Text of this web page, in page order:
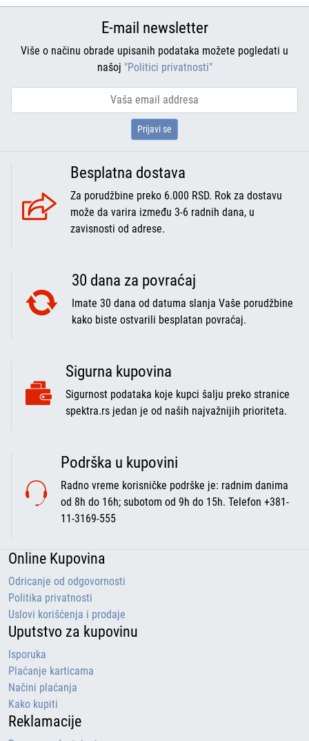
E-mail newsletter
Više o načinu obrade upisanih podataka možete pogledati u
našoj "Politici privatnosti"
Prijavi se
Besplatna dostava
Za porudžbine preko 6.000 RSD. Rok za dostavu
može da varira između 3-6 radnih dana, u
zavisnosti od adrese.
30 dana za povraćaj
Imate 30 dana od datuma slanja Vaše porudžbine
kako biste ostvarili besplatan povraćaj.
Sigurna kupovina
Sigurnost podataka koje kupci šalju preko stranice
spektra.rs jedan je od naših najvažnijih prioriteta.
Podrška u kupovini
Radno vreme korisničke podrške je: radnim danima
od 8h do 16h; subotom od 9h do 15h. Telefon +381-
11-3169-555
Online Kupovina
Odricanje od odgovornosti
Politika privatnosti
Uslovi korišćenja i prodaje
Uputstvo za kupovinu
Isporuka
Plaćanje karticama
Načini plaćanja
Kako kupiti
Reklamacije